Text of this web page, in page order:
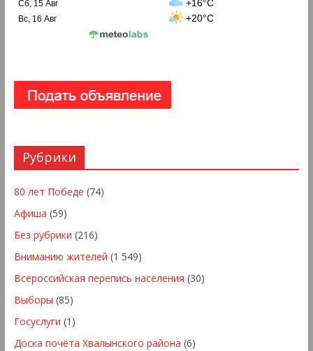
Сб, 15 Авг +16°C
Вс, 16 Авг +20°C
Рубрики
80 лет Победе (74)
Афиша (59)
Без рубрики (216)
Вниманию жителей (1 549)
Всероссийская перепись населения (30)
Выборы (85)
Госуслуги (1)
Доска почёта Хвалынского района (6)